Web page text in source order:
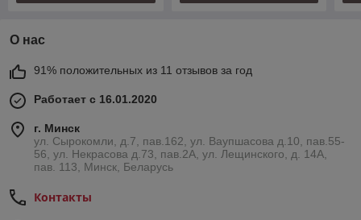
О нас
91% положительных из 11 отзывов за год
Работает с 16.01.2020
г. Минск
ул. Сырокомли, д.7, пав.162, ул. Ваупшасова д.10, пав.55-
56, ул. Некрасова д.73, пав.2А, ул. Лещинского, д. 14А,
пав. 113, Минск, Беларусь
Контакты